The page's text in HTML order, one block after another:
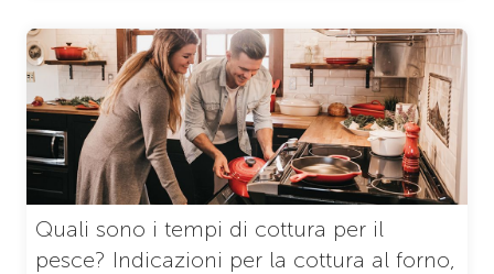
Quali sono i tempi di cottura per il
pesce? Indicazioni per la cottura al forno,